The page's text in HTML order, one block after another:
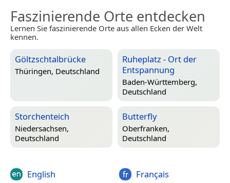
Faszinierende Orte entdecken
Lernen Sie faszinierende Orte aus allen Ecken der Welt
kennen.
Göltzschtalbrücke
Thüringen, Deutschland
Ruheplatz - Ort der
Entspannung
Baden-Württemberg,
Deutschland
Storchenteich
Niedersachsen,
Deutschland
Butterfly
Oberfranken,
Deutschland
English Français